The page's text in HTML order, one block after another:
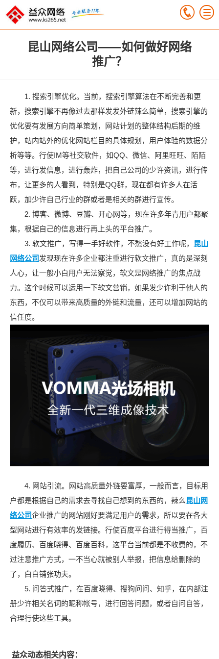
昆山网络公司——如何做好网络
推广？
1. 搜索引擎优化。当前，搜索引擎算法在不断完善和更
新，搜索引擎不再像过去那样发发外链辣么简单，搜索引擎的
优化要有发展方向简单策划，网站计划的整体结构后期的维
护，站内站外的优化网站栏目的具体规划，用户体验的数据分
析等等。行使IM等社交软件，如QQ、微信、阿里旺旺、陌陌
等，进行发信息，进行轰炸，把自己公司的少许资讯，进行传
布，让更多的人看到，特别是QQ群，现在都有许多人在活
跃，加少许自己行业的群或者是相关的群进行宣传。
2. 博客、微博、豆瓣、开心网等，现在许多年青用户都聚
集，根据自己的信息进行再上头的平台推广。
3. 软文推广，写得一手好软件，不愁没有好工作呢，
昆山
网络公司发现现在许多企业都注重进行软文推广，真的是深刻
人心，让一般小白用户无法察觉，软文是网络推广的焦点战
力。这个时候可以运用一下软文营销，如果发少许利于他人的
东西，不仅可以带来高质量的外链和流量，还可以增加网站的
信任度。
4. 网站引流。网站高质量外链要富厚，一般而言，目标用
户都是根据自己的需求去寻找自己想到的东西的，辣么昆山网
络公司企业推广的网站刚好要满足用户的需求，所以要在各大
型网站进行有效率的发链接。行使百度平台进行得当推广，百
度履历、百度晓得、百度百科，这平台当前都是不收费的，不
过注意推广方式，一不当心就被别人举报，把信息给删除的
了，白白铺张功夫。
5. 问答式推广，在百度晓得、搜狗问问、知乎，在内部注
册少许相关名词的昵称帐号，进行回答问题，或者自问自答，
合理行使这些工具。
益众动态相关内容：